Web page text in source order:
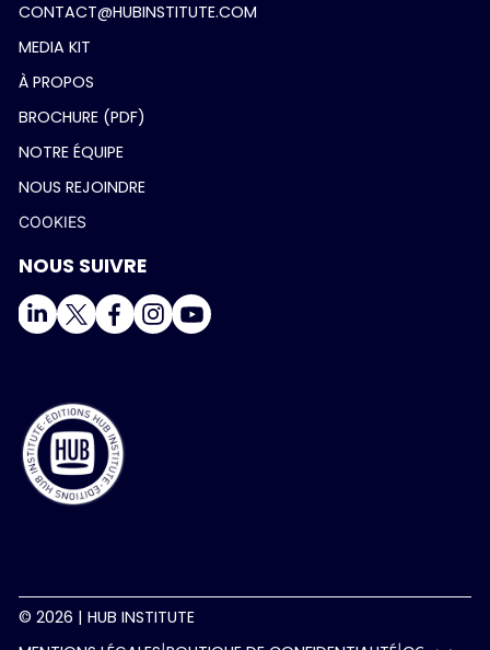
CONTACT@HUBINSTITUTE.COM
MEDIA KIT
À PROPOS
BROCHURE (PDF)
NOTRE ÉQUIPE
NOUS REJOINDRE
COOKIES
NOUS SUIVRE
© 2026 | HUB INSTITUTE